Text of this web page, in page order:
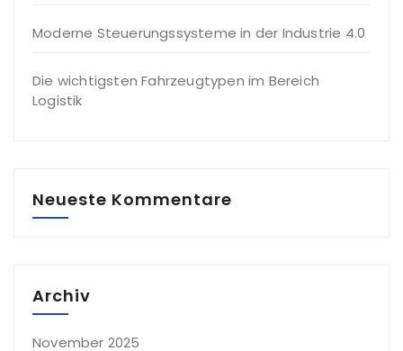
Moderne Steuerungssysteme in der Industrie 4.0
Die wichtigsten Fahrzeugtypen im Bereich
Logistik
Neueste Kommentare
Archiv
November 2025